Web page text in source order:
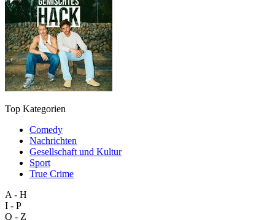
Top Kategorien
Comedy
Nachrichten
Gesellschaft und Kultur
Sport
True Crime
A - H
I - P
Q - Z